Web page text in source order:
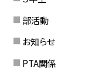
部活動
お知らせ
PTA関係